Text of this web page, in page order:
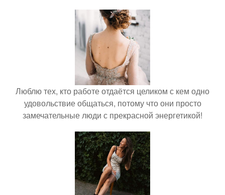
Люблю тех, кто работе отдаётся целиком с кем одно
удовольствие общаться, потому что они просто
замечательные люди с прекрасной энергетикой!